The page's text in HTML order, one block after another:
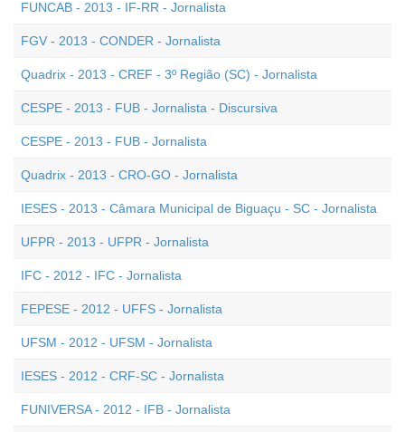
FUNCAB - 2013 - IF-RR - Jornalista
FGV - 2013 - CONDER - Jornalista
Quadrix - 2013 - CREF - 3º Região (SC) - Jornalista
CESPE - 2013 - FUB - Jornalista - Discursiva
CESPE - 2013 - FUB - Jornalista
Quadrix - 2013 - CRO-GO - Jornalista
IESES - 2013 - Câmara Municipal de Biguaçu - SC - Jornalista
UFPR - 2013 - UFPR - Jornalista
IFC - 2012 - IFC - Jornalista
FEPESE - 2012 - UFFS - Jornalista
UFSM - 2012 - UFSM - Jornalista
IESES - 2012 - CRF-SC - Jornalista
FUNIVERSA - 2012 - IFB - Jornalista